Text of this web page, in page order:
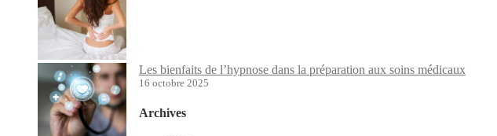
Les bienfaits de l’hypnose dans la préparation aux soins médicaux
16 octobre 2025
Archives